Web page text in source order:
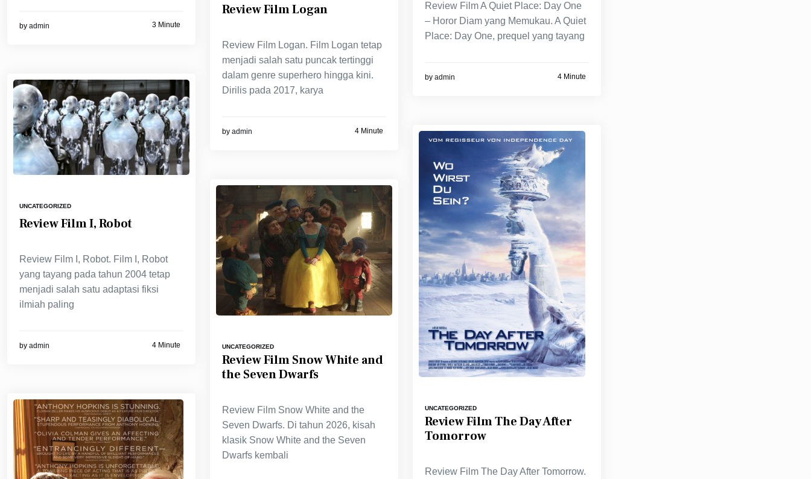
Review Film A Quiet Place: Day One
– Horor Diam yang Memukau. A Quiet
Place: Day One, prequel yang tayang
by admin 4 Minute
by admin 3 Minute
Review Film Logan
Review Film Logan. Film Logan tetap
menjadi salah satu puncak tertinggi
dalam genre superhero hingga kini.
Dirilis pada 2017, karya
by admin 4 Minute
UNCATEGORIZED
Review Film I, Robot
Review Film I, Robot. Film I, Robot
yang tayang pada tahun 2004 tetap
menjadi salah satu adaptasi fiksi
ilmiah paling
by admin 4 Minute
UNCATEGORIZED
Review Film The Day After
Tomorrow
Review Film The Day After Tomorrow.
UNCATEGORIZED
Review Film Snow White and
the Seven Dwarfs
Review Film Snow White and the
Seven Dwarfs. Di tahun 2026, kisah
klasik Snow White and the Seven
Dwarfs kembali